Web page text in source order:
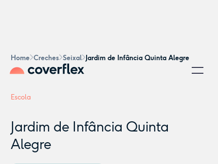
Home Creches Seixal Jardim de Infância Quinta Alegre
Escola
Jardim de Infância Quinta
Alegre